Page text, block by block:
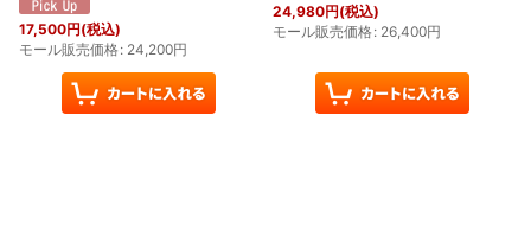
17,500円(税込)
モール販売価格: 24,200円
24,980円(税込)
モール販売価格: 26,400円